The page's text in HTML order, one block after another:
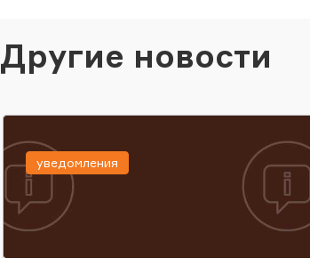
Другие новости
уведомления